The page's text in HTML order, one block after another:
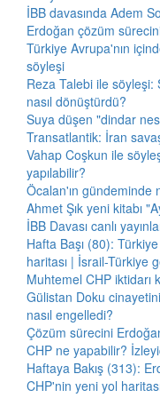
İBB davasında Adem
Erdoğan çözüm
Türkiye Avrupa'nın
söyleşi
Reza Talebi ile
nasıl dönüştürdü?
Suya düşen "dindar
Transatlantik: İran
Vahap Coşkun ile
yapılabilir?
Öcalan'ın gündeminde
Ahmet Şık yeni kitabı
İBB Davası canlı
Hafta Başı (80):
haritası | İsrail-Türkiye
Muhtemel CHP iktidarı
Gülistan Doku
nasıl engelledi?
Çözüm sürecini Erdoğan
CHP ne yapabilir?
Haftaya Bakış (313):
CHP'nin yeni yol